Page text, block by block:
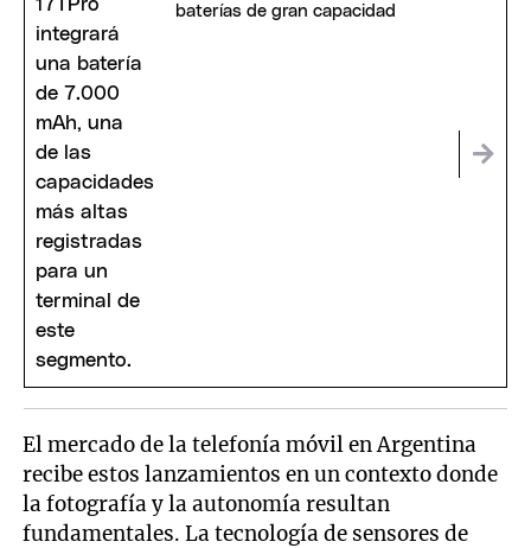
baterías de gran capacidad
El mercado de la telefonía móvil en Argentina
recibe estos lanzamientos en un contexto donde
la fotografía y la autonomía resultan
fundamentales. La tecnología de sensores de